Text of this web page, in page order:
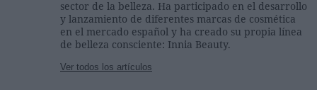
sector de la belleza. Ha participado en el desarrollo
y lanzamiento de diferentes marcas de cosmética
en el mercado español y ha creado su propia línea
de belleza consciente: Innia Beauty.
Ver todos los artículos